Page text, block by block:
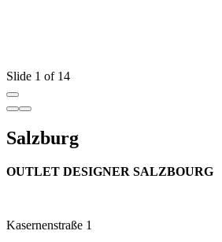
Slide 1 of 14
Salzburg
OUTLET DESIGNER SALZBOURG
Kasernenstraße 1